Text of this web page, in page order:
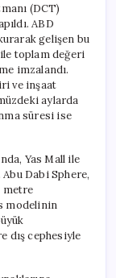
(DCT)
ABD
gelişen bu
toplam değeri
imzalandı.
ve inşaat
aylarda
süresi ise
Yas Mall ile
Dabi Sphere,
metre
modelinin
dış cephesiyle